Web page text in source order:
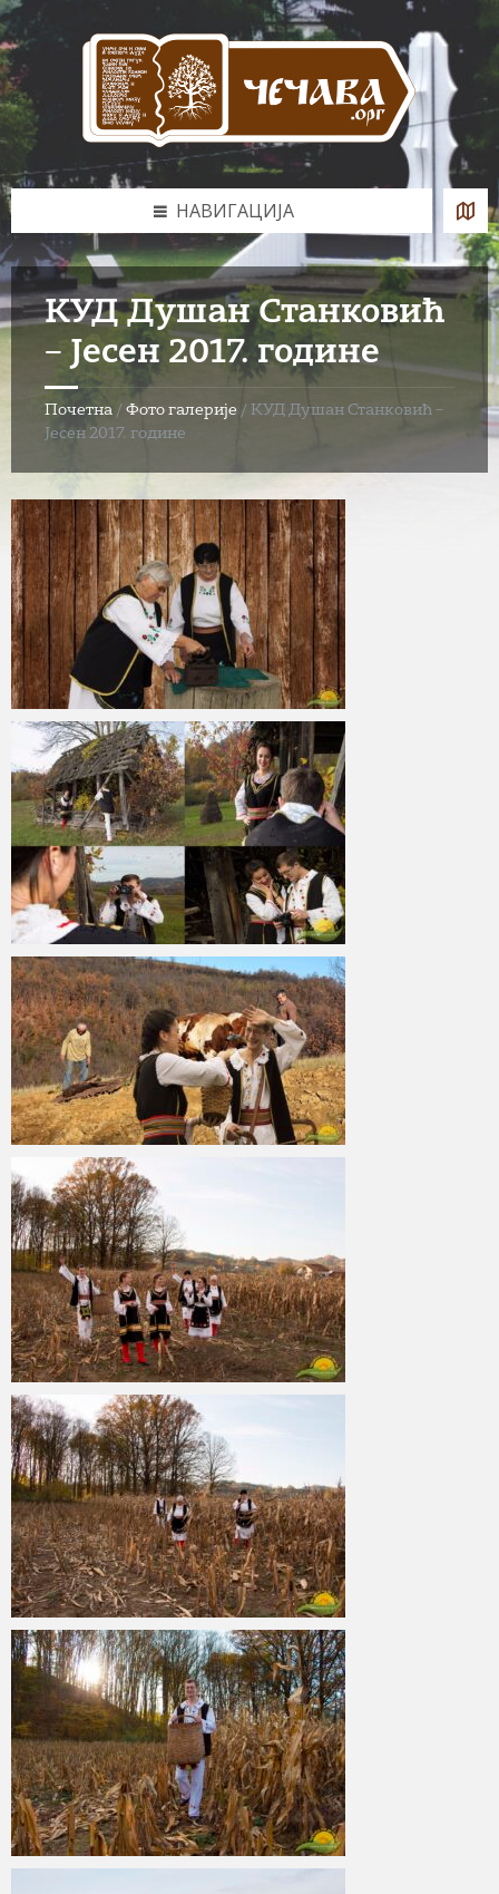
Skip
to
content
Skip
to
left
sidebar
Skip
to
footer
НАВИГАЦИЈА
КУД Душан Станковић
– Јесен 2017. године
Почетна / Фото галерије / КУД Душан Станковић –
Јесен 2017. године